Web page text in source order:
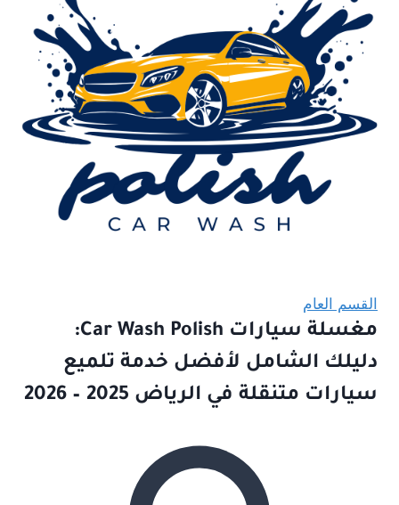
القسم العام
مغسلة سيارات Car Wash Polish:
دليلك الشامل لأفضل خدمة تلميع
سيارات متنقلة في الرياض 2025 – 2026